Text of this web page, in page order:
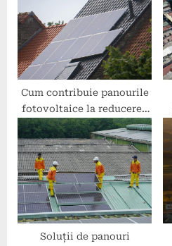
o
s
t
:
t
Cum contribuie panourile
fotovoltaice la reducerea
efectului de seră?
Soluții de panouri